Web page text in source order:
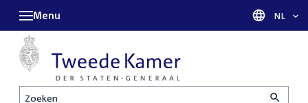
Zoeken
Menu Taal
NL